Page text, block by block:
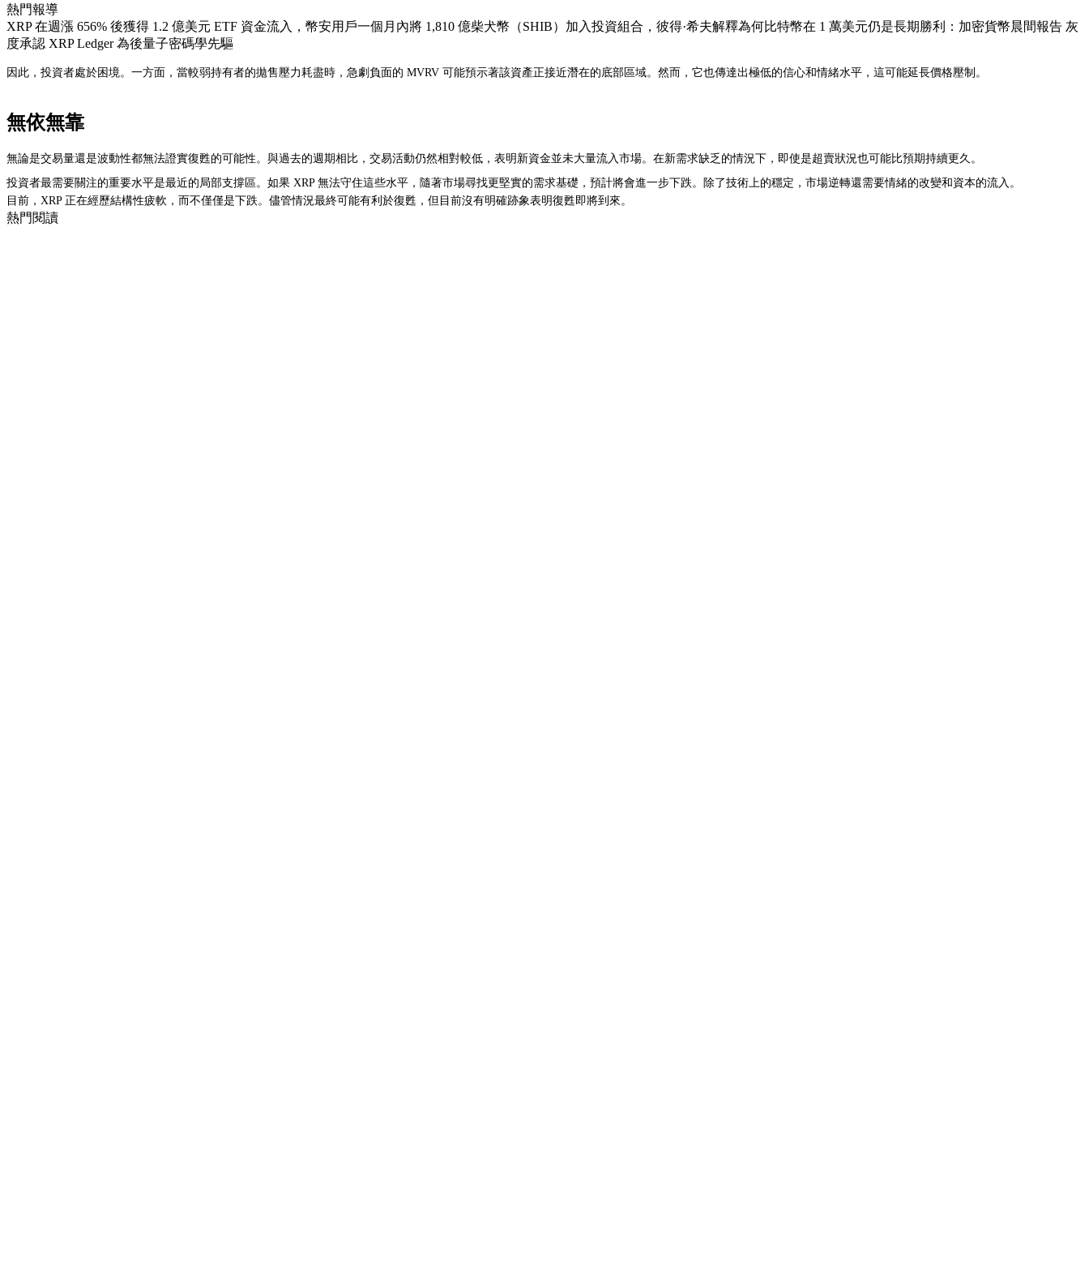
熱門報導
XRP 在週漲 656% 後獲得 1.2 億美元 ETF 資金流入，幣安用戶一個月內將 1,810 億柴犬幣（SHIB）加入投資組合，彼得·希夫解釋為何比特幣在 1 萬美元仍是長期勝利：加密貨幣晨間報告 灰
度承認 XRP Ledger 為後量子密碼學先驅
因此，投資者處於困境。一方面，當較弱持有者的拋售壓力耗盡時，急劇負面的 MVRV 可能預示著該資產正接近潛在的底部區域。然而，它也傳達出極低的信心和情緒水平，這可能延長價格壓制。
無依無靠
無論是交易量還是波動性都無法證實復甦的可能性。與過去的週期相比，交易活動仍然相對較低，表明新資金並未大量流入市場。在新需求缺乏的情況下，即使是超賣狀況也可能比預期持續更久。
投資者最需要關注的重要水平是最近的局部支撐區。如果 XRP 無法守住這些水平，隨著市場尋找更堅實的需求基礎，預計將會進一步下跌。除了技術上的穩定，市場逆轉還需要情緒的改變和資本的流入。
目前，XRP 正在經歷結構性疲軟，而不僅僅是下跌。儘管情況最終可能有利於復甦，但目前沒有明確跡象表明復甦即將到來。
熱門閱讀